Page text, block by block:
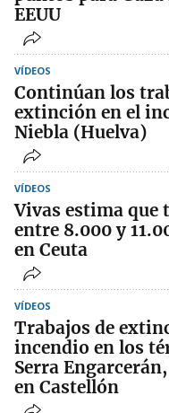
EEUU
VÍDEOS
Continúan los
extinción en el
Niebla (Huelva)
VÍDEOS
Vivas estima que
entre 8.000 y
en Ceuta
VÍDEOS
Trabajos de
incendio en los
Serra
en Castellón